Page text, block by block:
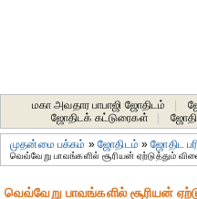
மகா அவதார பாபாஜி ஜோதிடம்
ஜோதிடக் கட்டுரைகள்
முதன்மை பக்கம் »ஜோதிடம் »ஜோதிட
வெவ்வேறு பாவங்களில் சூரியன் ஏற்டுத்தும்
வெவ்வேறு பாவங்களில் சூரியன்